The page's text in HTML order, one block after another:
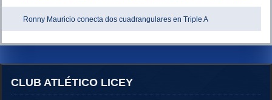
Ronny Mauricio conecta dos cuadrangulares en Triple A
CLUB ATLÉTICO LICEY